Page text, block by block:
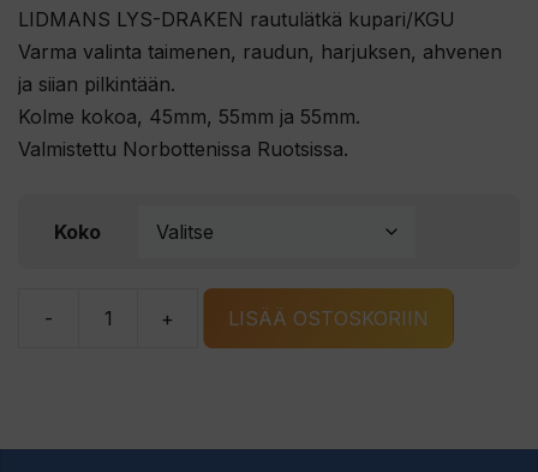
LIDMANS LYS-DRAKEN rautulätkä kupari/KGU
Varma valinta taimenen, raudun, harjuksen, ahvenen
ja siian pilkintään.
Kolme kokoa, 45mm, 55mm ja 55mm.
Valmistettu Norbottenissa Ruotsissa.
Koko
-
LIDMANS
+ LISÄÄ OSTOSKORIIN